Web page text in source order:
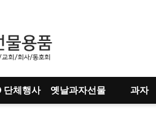
단체행사 옛날과자선물 과자